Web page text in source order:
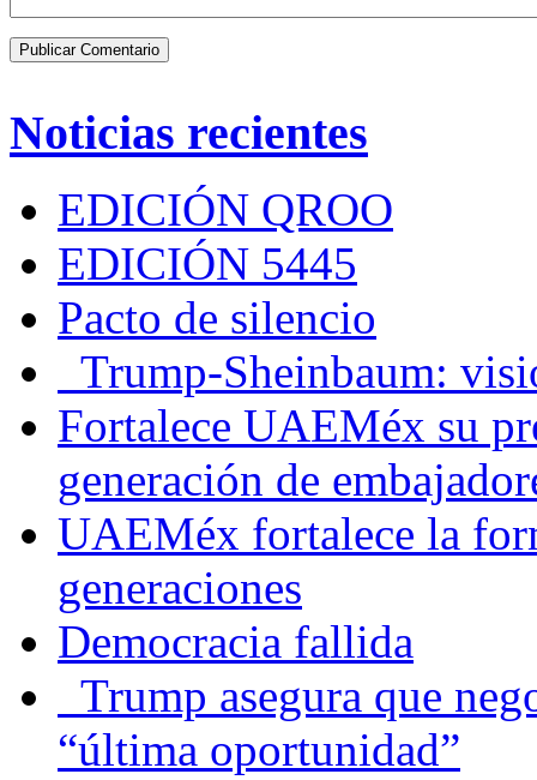
Noticias recientes
EDICIÓN QROO
EDICIÓN 5445
Pacto de silencio
Trump-Sheinbaum:
Fortalece UAEMéx su
generación de
UAEMéx fortalece la
generaciones
Democracia fallida
Trump asegura que
“última oportunidad”